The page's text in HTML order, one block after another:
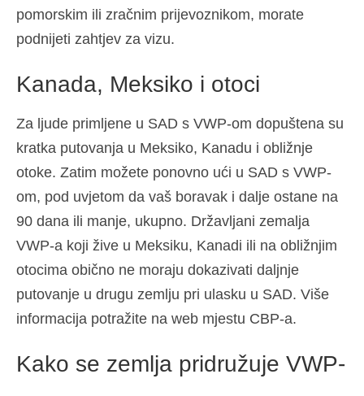
pomorskim ili zračnim prijevoznikom, morate
podnijeti zahtjev za vizu.
Kanada, Meksiko i otoci
Za ljude primljene u SAD s VWP-om dopuštena su
kratka putovanja u Meksiko, Kanadu i obližnje
otoke. Zatim možete ponovno ući u SAD s VWP-
om, pod uvjetom da vaš boravak i dalje ostane na
90 dana ili manje, ukupno. Državljani zemalja
VWP-a koji žive u Meksiku, Kanadi ili na obližnjim
otocima obično ne moraju dokazivati daljnje
putovanje u drugu zemlju pri ulasku u SAD. Više
informacija potražite na web mjestu CBP-a.
Kako se zemlja pridružuje VWP-